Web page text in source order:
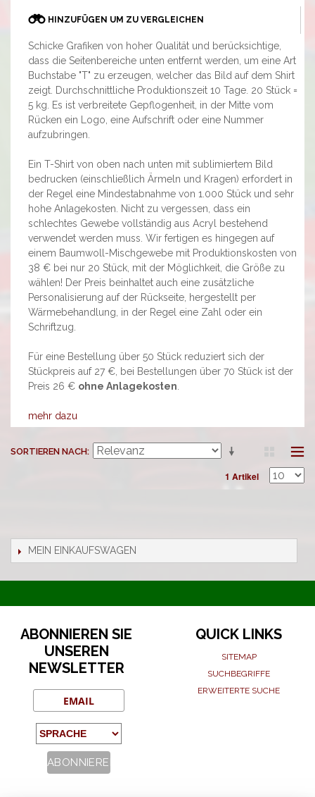
HINZUFÜGEN UM ZU VERGLEICHEN
Schicke Grafiken von hoher Qualität und berücksichtige,
dass die Seitenbereiche unten entfernt werden, um eine Art
Buchstabe "T" zu erzeugen, welcher das Bild auf dem Shirt
zeigt. Durchschnittliche Produktionszeit 10 Tage. 20 Stück =
5 kg. Es ist verbreitete Gepflogenheit, in der Mitte vom
Rücken ein Logo, eine Aufschrift oder eine Nummer
aufzubringen.
Ein T-Shirt von oben nach unten mit sublimiertem Bild
bedrucken (einschließlich Ärmeln und Kragen) erfordert in
der Regel eine Mindestabnahme von 1.000 Stück und sehr
hohe Anlagekosten. Nicht zu vergessen, dass ein
schlechtes Gewebe vollständig aus Acryl bestehend
verwendet werden muss. Wir fertigen es hingegen auf
einem Baumwoll-Mischgewebe mit Produktionskosten von
38 € bei nur 20 Stück, mit der Möglichkeit, die Größe zu
wählen! Der Preis beinhaltet auch eine zusätzliche
Personalisierung auf der Rückseite, hergestellt per
Wärmebehandlung, in der Regel eine Zahl oder ein
Schriftzug.
Für eine Bestellung über 50 Stück reduziert sich der
Stückpreis auf 27 €, bei Bestellungen über 70 Stück ist der
Preis 26 € ohne Anlagekosten
mehr dazu
SORTIEREN NACH
1 Artikel
MEIN EINKAUFSWAGEN
ABONNIEREN SIE
UNSEREN
NEWSLETTER
QUICK LINKS
SITEMAP
SUCHBEGRIFFE
ERWEITERTE SUCHE